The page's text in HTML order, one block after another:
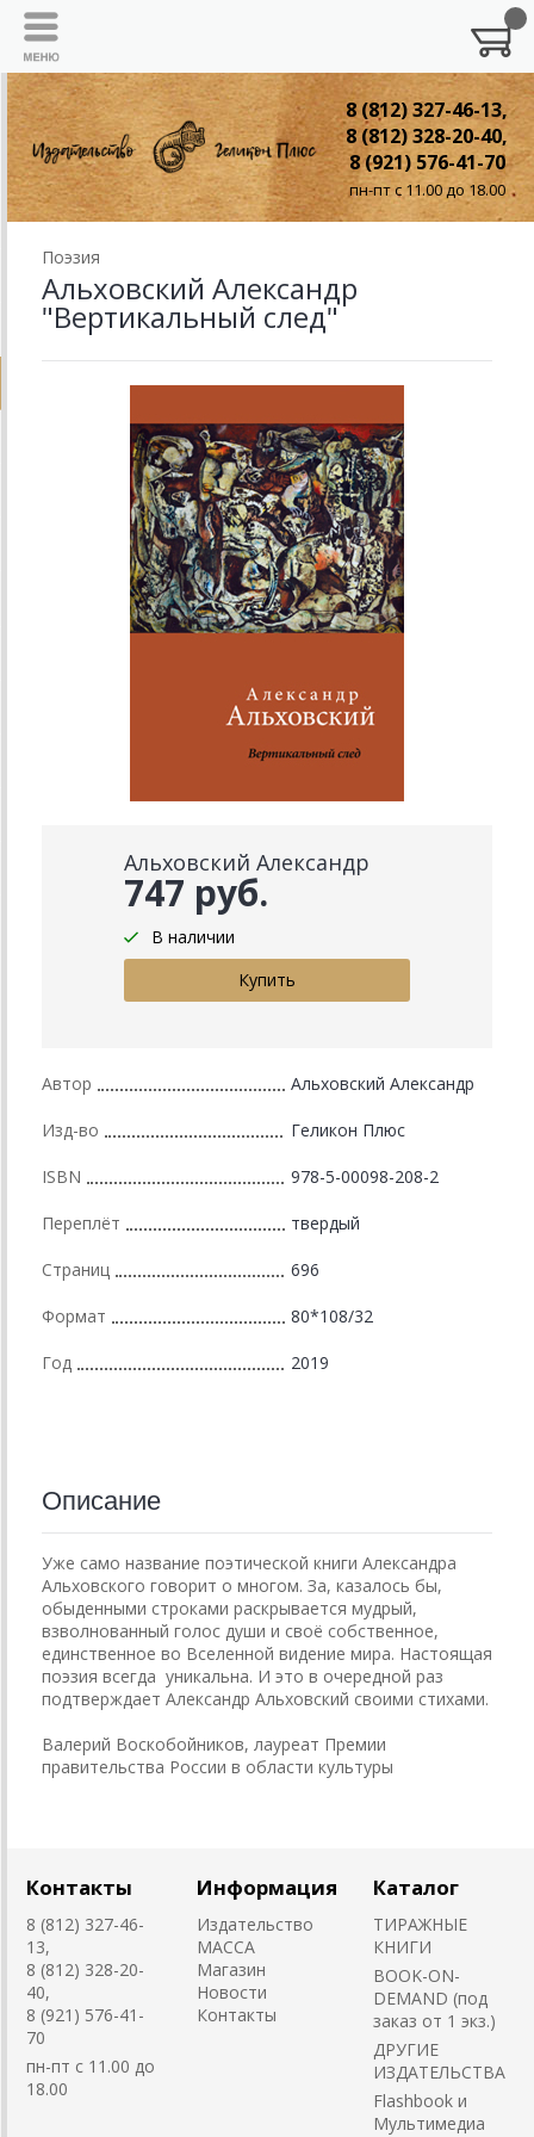
8 (812) 327-46-13,
8 (812) 328-20-40,
8 (921) 576-41-70
пн-пт с 11.00 до 18.00
Поэзия
Альховский Александр
"Вертикальный след"
Альховский Александр
747 руб.
В наличии
Автор Альховский Александр
Изд-во Геликон Плюс
ISBN 978-5-00098-208-2
Переплёт твердый
Страниц 696
Формат 80*108/32
Год 2019
Описание
Уже само название поэтической книги Александра
Альховского говорит о многом. За, казалось бы,
обыденными строками раскрывается мудрый,
взволнованный голос души и своё собственное,
единственное во Вселенной видение мира. Настоящая
поэзия всегда уникальна. И это в очередной раз
подтверждает Александр Альховский своими стихами.
Валерий Воскобойников, лауреат Премии
правительства России в области культуры
Контакты
8 (812) 327-46-
13,
8 (812) 328-20-
40,
8 (921) 576-41-
70
пн-пт с 11.00 до
18.00
Информация
Издательство
MACCA
Магазин
Новости
Контакты
Каталог
ТИРАЖНЫЕ
КНИГИ
BOOK-ON-
DEMAND (под
заказ от 1 экз.)
ДРУГИЕ
ИЗДАТЕЛЬСТВА
Flashbook и
Мультимедиа